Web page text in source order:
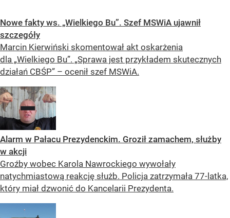
Nowe fakty ws. „Wielkiego Bu”. Szef MSWiA ujawnił
szczegóły
Marcin Kierwiński skomentował akt oskarżenia
dla „Wielkiego Bu”. „Sprawa jest przykładem skutecznych
działań CBŚP” – ocenił szef MSWiA.
Alarm w Pałacu Prezydenckim. Groził zamachem, służby
w akcji
Groźby wobec Karola Nawrockiego wywołały
natychmiastową reakcję służb. Policja zatrzymała 77-latka,
który miał dzwonić do Kancelarii Prezydenta.